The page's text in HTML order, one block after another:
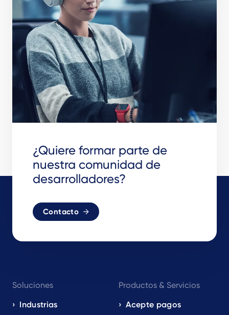
¿Quiere formar parte de
nuestra comunidad de
desarrolladores?
Contacto
navigation
EN
Soluciones
Industrias
Productos & Servicios
Acepte pagos